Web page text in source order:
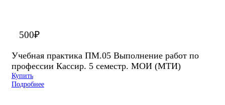
500₽
Учебная практика ПМ.05 Выполнение работ по
профессии Кассир. 5 семестр. МОИ (МТИ)
Купить
Подробнее